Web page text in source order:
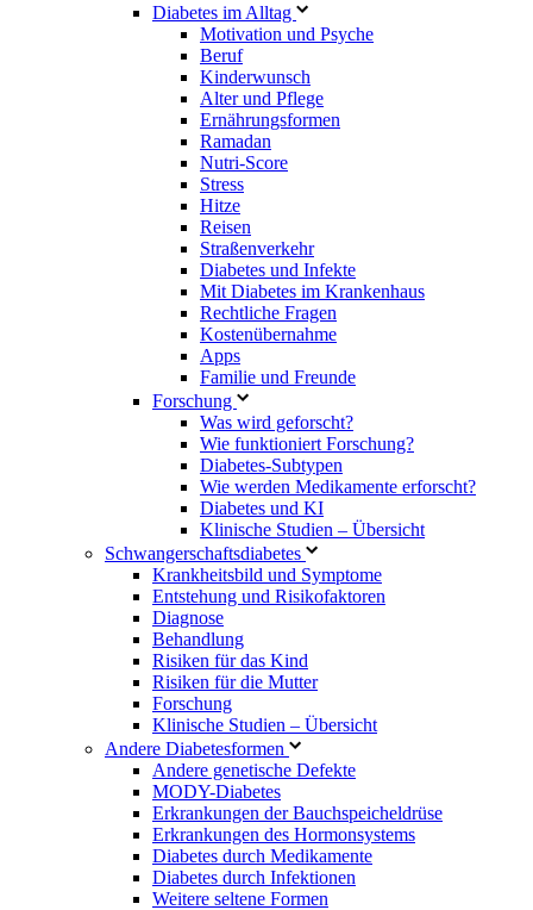
Diabetes im Alltag
Motivation und Psyche
Beruf
Kinderwunsch
Alter und Pflege
Ernährungsformen
Ramadan
Nutri-Score
Stress
Hitze
Reisen
Straßenverkehr
Diabetes und Infekte
Mit Diabetes im Krankenhaus
Rechtliche Fragen
Kostenübernahme
Apps
Familie und Freunde
Forschung
Was wird geforscht?
Wie funktioniert Forschung?
Diabetes-Subtypen
Wie werden Medikamente erforscht?
Diabetes und KI
Klinische Studien – Übersicht
Schwangerschaftsdiabetes
Krankheitsbild und Symptome
Entstehung und Risikofaktoren
Diagnose
Behandlung
Risiken für das Kind
Risiken für die Mutter
Forschung
Klinische Studien – Übersicht
Andere Diabetesformen
Andere genetische Defekte
MODY-Diabetes
Erkrankungen der Bauchspeicheldrüse
Erkrankungen des Hormonsystems
Diabetes durch Medikamente
Diabetes durch Infektionen
Weitere seltene Formen